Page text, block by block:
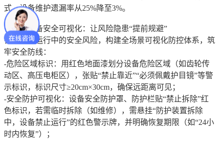
式，设备维护遗漏率从25%降至3%。
（四）设备安全可视化：让风险隐患“提前规避”
针对设备运行中的安全风险，构建全场景可视化防控体系，筑
牢安全防线：
-危险区域标识：用红色地面漆划分设备危险区域（如齿轮传
动区、高压电柜区），张贴“禁止靠近”“必须佩戴护目镜”等警
示标识，标识尺寸≥20cm×30cm，确保远距离可见；
-安全防护可视化：设备安全防护罩、防护栏贴“禁止拆除”红
色标识，若需临时拆除（如维修），需悬挂“防护装置拆除
中，设备禁止运行”的红色警示牌，并明确恢复期限（如“24小
时内恢复”）；